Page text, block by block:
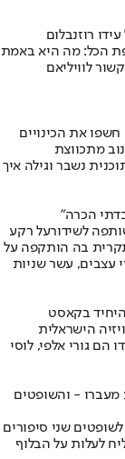
המרואיינת, מגישת חדשות 12 חושפת הכל: מה היא באמת
בגיל 18, ואיך זה קשור לוויליאם
את הכינויים
מתכווצת
נשבר וגילה איך
הכרה"
לשידורעל רקע
בה הותקפה על
עצבים, עשר שניות
בקאסט
הישראלית
הם גורי אלפי, לוסי
מעברו - והשופטים
שני סיפורים
לעלות על הבלוף